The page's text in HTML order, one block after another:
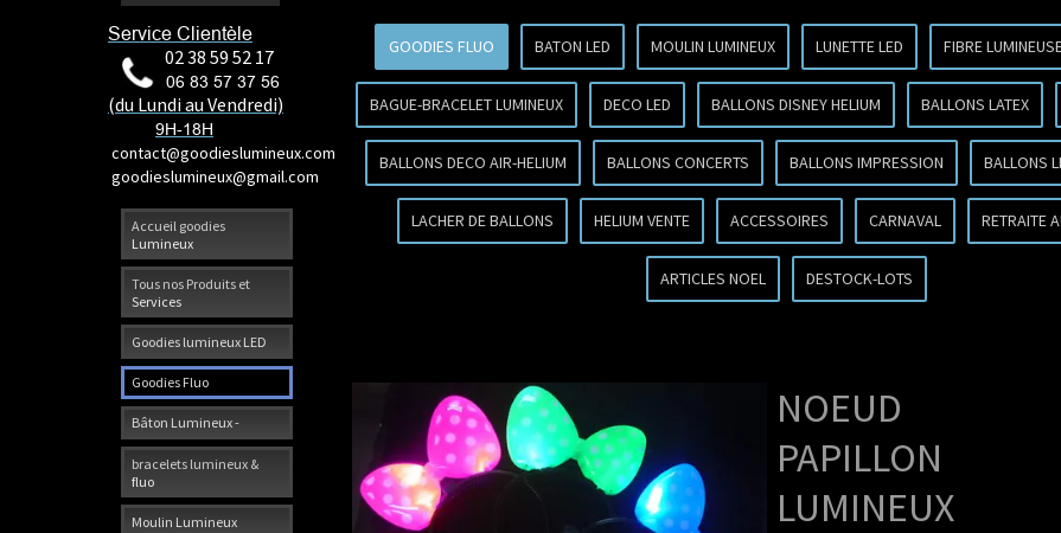
Accueil goodies
Lumineux
Tous nos Produits et
Services
Goodies lumineux LED
Goodies Fluo
Bâton Lumineux -
bracelets lumineux &
fluo
Moulin Lumineux
Service Clientèle
02 38 59 52 17
06 83 57 37 56
(du Lundi au Vendredi)
9H-18H
contact@goodieslumineux.com
goodieslumineux@gmail.com
GOODIES FLUO BATON LED MOULIN LUMINEUX LUNETTE LED FIBRE
BAGUE-BRACELET LUMINEUX DECO LED BALLONS DISNEY HELIUM BALLONS LATEX
BALLONS DECO AIR-HELIUM BALLONS CONCERTS BALLONS IMPRESSION BALLONS
LACHER DE BALLONS HELIUM VENTE ACCESSOIRES CARNAVAL RETRAITE
ARTICLES NOEL DESTOCK-LOTS
NOEUD
PAPILLON
LUMINEUX